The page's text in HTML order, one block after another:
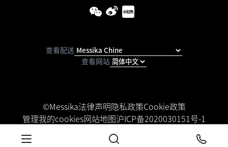
©Messika法律声明隐私政策Cookie政策
管理我的cookies网站地图沪ICP备2020030151号-1
可访问性声明
查看配送
查看网站